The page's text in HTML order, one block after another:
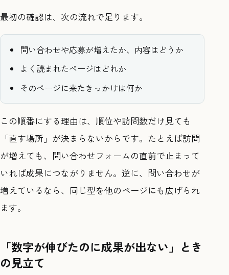
最初の確認は、次の流れで足ります。
問い合わせや応募が増えたか、内容はどうか
よく読まれたページはどれか
そのページに来たきっかけは何か
この順番にする理由は、順位や訪問数だけ見ても
「直す場所」が決まらないからです。たとえば訪問
が増えても、問い合わせフォームの直前で止まって
いれば成果につながりません。逆に、問い合わせが
増えているなら、同じ型を他のページにも広げられ
ます。
「数字が伸びたのに成果が出ない」とき
の見立て